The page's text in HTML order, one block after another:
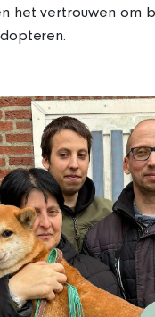
het vertrouwen om